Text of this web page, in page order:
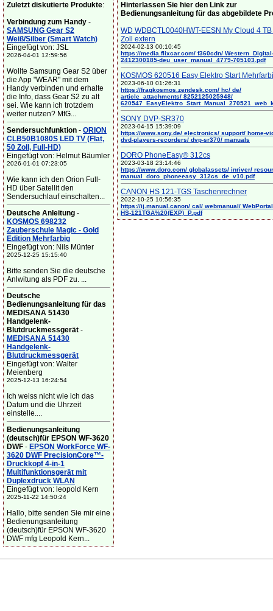
Zuletzt diskutierte Produkte:
Verbindung zum Handy -
SAMSUNG Gear S2
Weiß/Silber (Smart Watch)
Eingefügt von: JSL
2026-04-01 12:59:56
Wollte Samsung Gear S2 über
die App "WEAR" mit dem
Handy verbinden und erhalte
die Info, dass Gear S2 zu alt
sei. Wie kann ich trotzdem
weiter nutzen? MfG...
Sendersuchfunktion - ORION
CLB50B1080S LED TV (Flat,
50 Zoll, Full-HD)
Eingefügt von: Helmut Bäumler
2026-01-01 07:23:05
Wie kann ich den Orion Full-
HD über Satellit den
Sendersuchlauf einschalten...
Deutsche Anleitung -
KOSMOS 698232
Zauberschule Magic - Gold
Edition Mehrfarbig
Eingefügt von: Nils Münter
2025-12-25 15:15:40
Bitte senden Sie die deutsche
Anlwitung als PDF zu. ...
Deutsche
Bedienungsanleitung für das
MEDISANA 51430
Handgelenk-
Blutdruckmessgerät -
MEDISANA 51430
Handgelenk-
Blutdruckmessgerät
Eingefügt von: Walter
Meienberg
2025-12-13 16:24:54
Ich weiss nicht wie ich das
Datum und die Uhrzeit
einstelle....
Bedienungsanleitung
(deutsch)für EPSON WF-3620
DWF - EPSON WorkForce WF-
3620 DWF PrecisionCore™-
Druckkopf 4-in-1
Multifunktionsgerät mit
Duplexdruck WLAN
Eingefügt von: leopold Kern
2025-11-22 14:50:24
Hallo, bitte senden Sie mir eine
Bedienungsanleitung
(deutsch)für EPSON WF-3620
DWF mfg Leopold Kern...
Hinterlassen Sie hier den Link zur
Bedienungsanleitung für das abgebildete
WD WDBCTL0040HWT-EESN My Cloud 4
Zoll extern
2024-02-13 00:10:45
https://media.flixcar.com/ f360cdn/ Western_Digital-
2412300185-deu_user_manual_4779-705103.pdf
KOSMOS 620516 Easy Elektro Start
2023-06-10 01:26:31
https://fragkosmos.zendesk.com/ hc/ de/
article_attachments/ 8252125025948/
SONY DVP-SR370
2023-04-15 15:39:09
https://www.sony.de/ electronics/ support/ home-
dvd-players-recorders/ dvp-sr370/ manuals
DORO PhoneEasy® 312cs
2023-03-18 23:14:46
https://www.doro.com/ globalassets/ inriver/
manual_doro_phoneeasy_312cs_de_v10.pdf
CANON HS 121-TGS Taschenrechner
2022-10-25 10:56:35
https://ij.manual.canon/ cal/ webmanual/
HS-121TGA%20(EXP)_P.pdf